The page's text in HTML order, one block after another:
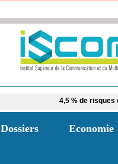
​4,5 % de risques contre 16,2 %
Dossiers Economie